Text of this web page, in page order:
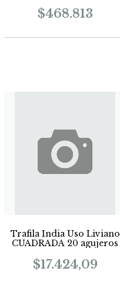
$468.813
Trafila India Uso Liviano
CUADRADA 20 agujeros
$17.424,09